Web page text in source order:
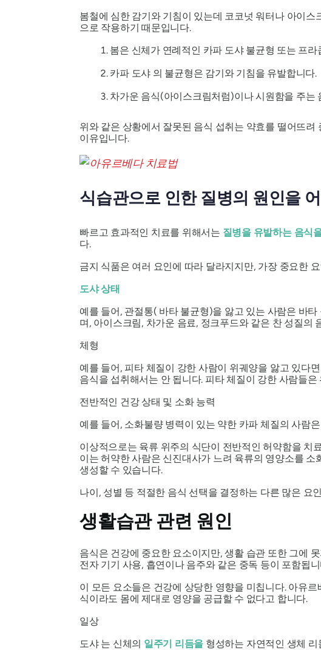
봄철에 심한 감기와 기침이 있는데 코코넛 워터나 아이
으로 작용하기 때문입니다.
봄은 신체가 연례적인 카파 도샤불균형 또는 프라
카파 도샤 의 불균형은 감기와 기침을 유발합니다.
차가운 음식(아이스크림처럼)이나 시원함을 주는
위와 같은 상황에서 잘못된 음식 섭취는 약효를 떨어뜨
이유입니다.
식습관으로 인한 질병의 원인을
빠르고 효과적인 치료를 위해서는 질병을 유발하는 음식
다.
금지 식품은 여러 요인에 따라 달라지지만, 가장 중요한
도샤 상태
예를 들어, 관절통( 바타불균형)을 앓고 있는 사람은 바타
며, 아이스크림, 차가운 음료, 정크푸드와 같은 찬 성질의
체형
예를 들어, 피타 체질이 강한 사람이 위궤양을 앓고 있다
음식을 섭취해서는 안 됩니다. 피타체질이 강한 사람들은
전반적인 건강 상태 및 소화 능력
예를 들어, 소화불량 병력이 있는 약한 카파 체질의 사람
이상적으로는 육류 위주의 식단이 전반적인 허약함을 치
이는 허약한 사람은 신진대사가 느려 육류의 영양소를
생성할 수 있습니다.
나이, 성별 등 적절한 음식 선택을 결정하는 다른 많은 요
생활습관 관련 원인
음식은 건강에 중요한 요소이지만, 생활 습관 또한 그에
전자 기기 사용, 흡연이나 음주와 같은 중독 등이 포함됩
이 모든 요소들은 건강에 상당한 영향을 미칩니다. 아유
식이라도 몸에 제대로 영양을 공급할 수 없다고 합니다.
일상
도샤 는 신체의 일주기 리듬을 형성하는 자연적인 생체